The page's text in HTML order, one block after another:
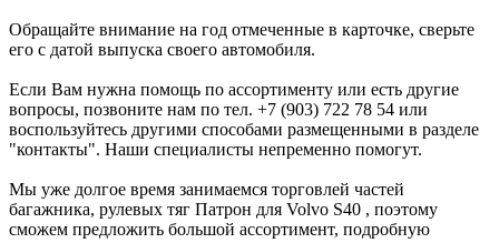
Обращайте внимание на год отмеченные в карточке, сверьте
его с датой выпуска своего автомобиля.
Если Вам нужна помощь по ассортименту или есть другие
вопросы, позвоните нам по тел. +7 (903) 722 78 54 или
воспользуйтесь другими способами размещенными в разделе
"контакты". Наши специалисты непременно помогут.
Мы уже долгое время занимаемся торговлей частей
багажника, рулевых тяг Патрон для Volvo S40 , поэтому
сможем предложить большой ассортимент, подробную